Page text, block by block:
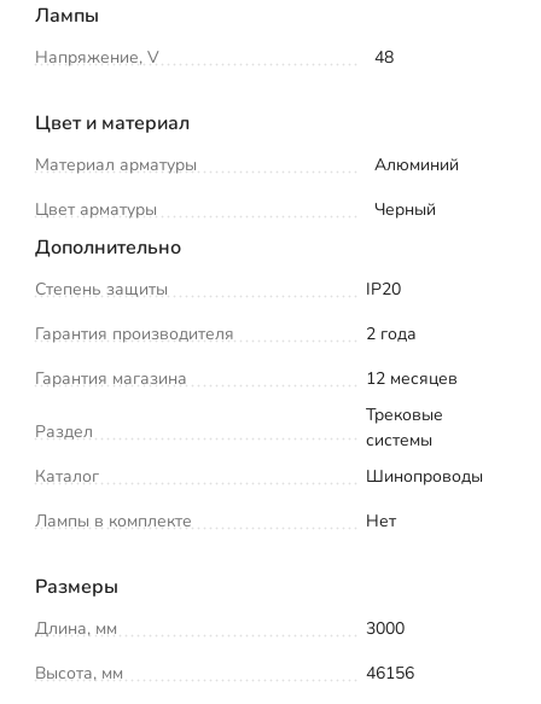
Лампы
Напряжение, V 48
Цвет и материал
Материал арматуры
Алюминий
Цвет арматуры
Черный
Дополнительно
Степень защиты
IP20
Гарантия производителя
2 года
Гарантия магазина
12 месяцев
Раздел
Трековые
системы
Каталог
Шинопроводы
Лампы в комплекте
Нет
Размеры
Длина, мм
3000
Высота, мм
46156